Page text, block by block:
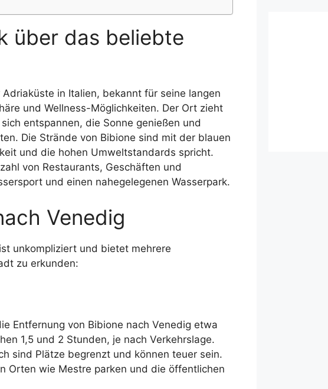
über das beliebte
in Italien, bekannt für seine langen
und Wellness-Möglichkeiten. Der Ort zieht
entspannen, die Sonne genießen und
Die Strände von Bibione sind mit der blauen
und die hohen Umweltstandards spricht.
von Restaurants, Geschäften und
und einen nahegelegenen Wasserpark.
Venedig
unkompliziert und bietet mehrere
zu erkunden:
Entfernung von Bibione nach Venedig etwa
1,5 und 2 Stunden, je nach Verkehrslage.
sind Plätze begrenzt und können teuer sein.
Orten wie Mestre parken und die öffentlichen